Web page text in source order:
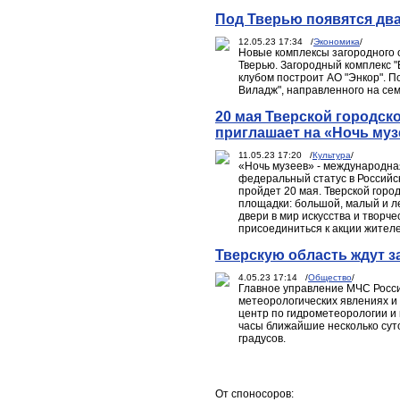
Под Тверью появятся
12.05.23 17:34 /Экономика/
Новые комплексы загородного
Тверью. Загородный комплекс
клубом построит АО "Энкор".
Виладж", направленного на
20 мая Тверской
приглашает на «Ночь
11.05.23 17:20 /Культура/
«Ночь музеев» -
федеральный статус в
пройдет 20 мая. Тверской
площадки: большой, малый и
двери в мир искусства и
присоединиться к акции
Тверскую область ждут
4.05.23 17:14 /Общество/
Главное управление МЧС
метеорологических явлениях
центр по гидрометеорологии
часы ближайшие несколько
градусов.
От споносоров: